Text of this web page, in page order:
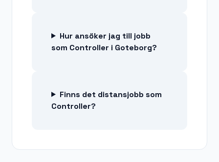
Hur ansöker jag till jobb
som Controller i Goteborg?
Finns det distansjobb som
Controller?